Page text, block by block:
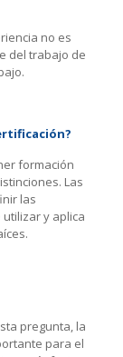
no es
del trabajo de
formación
Las
las
y aplica
pregunta, la
para el